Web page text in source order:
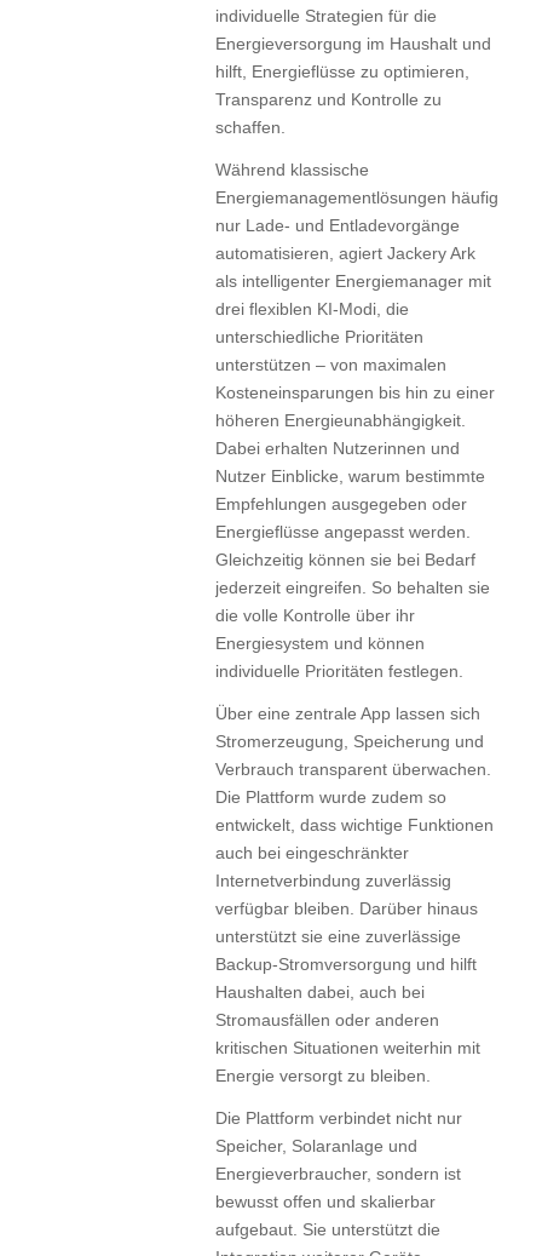
individuelle Strategien für die
Energieversorgung im Haushalt und
hilft, Energieflüsse zu optimieren,
Transparenz und Kontrolle zu
schaffen.
Während klassische
Energiemanagementlösungen häufig
nur Lade- und Entladevorgänge
automatisieren, agiert Jackery Ark
als intelligenter Energiemanager mit
drei flexiblen KI-Modi, die
unterschiedliche Prioritäten
unterstützen – von maximalen
Kosteneinsparungen bis hin zu einer
höheren Energieunabhängigkeit.
Dabei erhalten Nutzerinnen und
Nutzer Einblicke, warum bestimmte
Empfehlungen ausgegeben oder
Energieflüsse angepasst werden.
Gleichzeitig können sie bei Bedarf
jederzeit eingreifen. So behalten sie
die volle Kontrolle über ihr
Energiesystem und können
individuelle Prioritäten festlegen.
Über eine zentrale App lassen sich
Stromerzeugung, Speicherung und
Verbrauch transparent überwachen.
Die Plattform wurde zudem so
entwickelt, dass wichtige Funktionen
auch bei eingeschränkter
Internetverbindung zuverlässig
verfügbar bleiben. Darüber hinaus
unterstützt sie eine zuverlässige
Backup-Stromversorgung und hilft
Haushalten dabei, auch bei
Stromausfällen oder anderen
kritischen Situationen weiterhin mit
Energie versorgt zu bleiben.
Die Plattform verbindet nicht nur
Speicher, Solaranlage und
Energieverbraucher, sondern ist
bewusst offen und skalierbar
aufgebaut. Sie unterstützt die